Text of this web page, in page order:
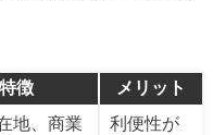
特徴 メリット
地、商業
利便性が